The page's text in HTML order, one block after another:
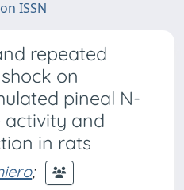
ISSN
repeated
on
pineal N-
and
in rats
;